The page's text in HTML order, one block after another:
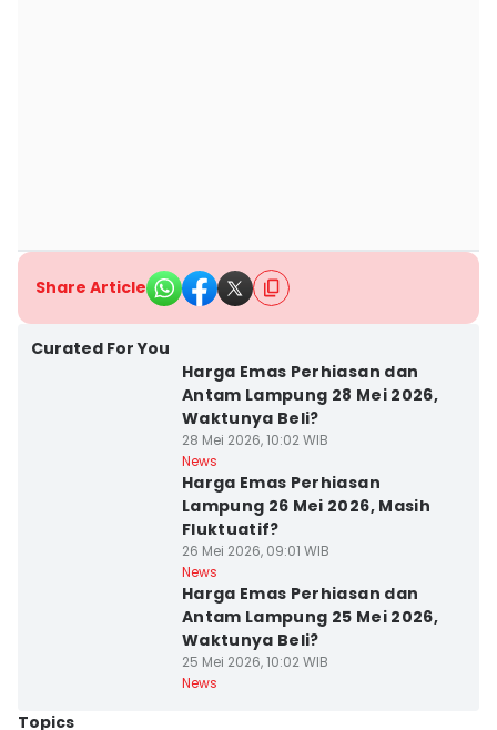
Share Article
Curated For You
Harga Emas Perhiasan dan
Antam Lampung 28 Mei 2026,
Waktunya Beli?
28 Mei 2026, 10:02 WIB
News
Harga Emas Perhiasan
Lampung 26 Mei 2026, Masih
Fluktuatif?
26 Mei 2026, 09:01 WIB
News
Harga Emas Perhiasan dan
Antam Lampung 25 Mei 2026,
Waktunya Beli?
25 Mei 2026, 10:02 WIB
News
Topics